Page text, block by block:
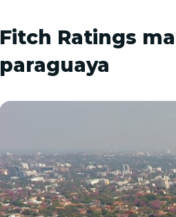
Fitch Ratings
paraguaya